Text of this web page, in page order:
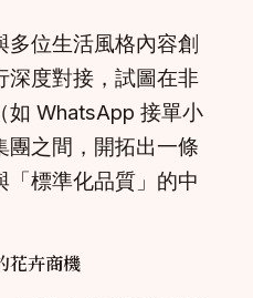
多位生活風格內容創
深度對接，試圖在非
如 WhatsApp 接單小
團之間，開拓出一條
「標準化品質」的中
花卉商機